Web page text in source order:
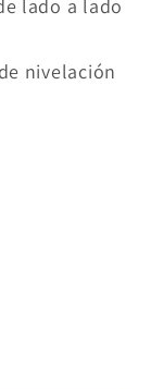
lado a lado
nivelación